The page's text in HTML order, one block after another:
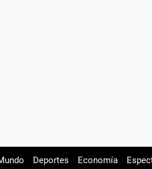
Deportes Economía